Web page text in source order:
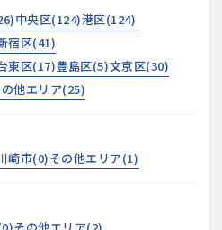
)中央区(124)港区(124)
宿区(41)
東区(17)豊島区(5)文京区(30)
他エリア(25)
崎市(0)その他エリア(1)